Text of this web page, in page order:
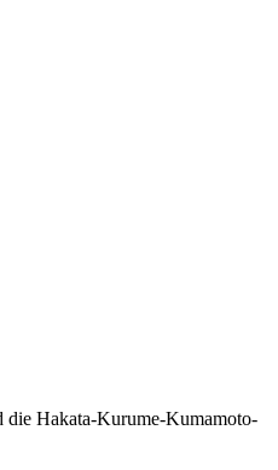
die Hakata-Kurume-Kumamoto-